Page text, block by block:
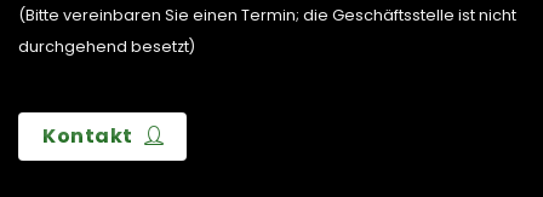
(Bitte vereinbaren Sie einen Termin; die Geschäftsstelle ist nicht
durchgehend besetzt)
Kontakt